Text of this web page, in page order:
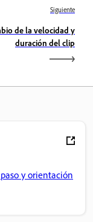
Siguiente
de la velocidad y
duración del clip
y orientación